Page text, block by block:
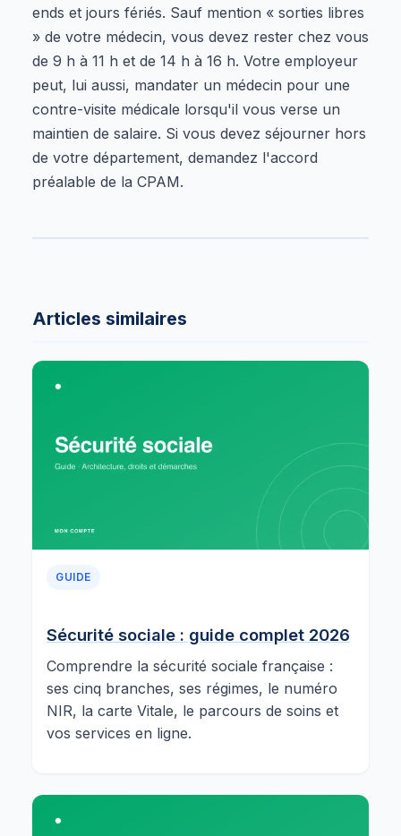
ends et jours fériés. Sauf mention « sorties libres
» de votre médecin, vous devez rester chez vous
de 9 h à 11 h et de 14 h à 16 h. Votre employeur
peut, lui aussi, mandater un médecin pour une
contre-visite médicale lorsqu'il vous verse un
maintien de salaire. Si vous devez séjourner hors
de votre département, demandez l'accord
préalable de la CPAM.
Articles similaires
GUIDE
Sécurité sociale : guide complet 2026
Comprendre la sécurité sociale française :
ses cinq branches, ses régimes, le numéro
NIR, la carte Vitale, le parcours de soins et
vos services en ligne.